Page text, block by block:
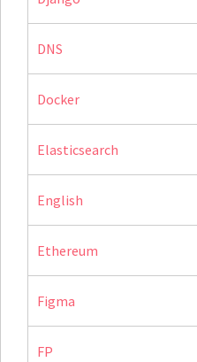
DNS
Docker
Elasticsearch
English
Ethereum
Figma
FP